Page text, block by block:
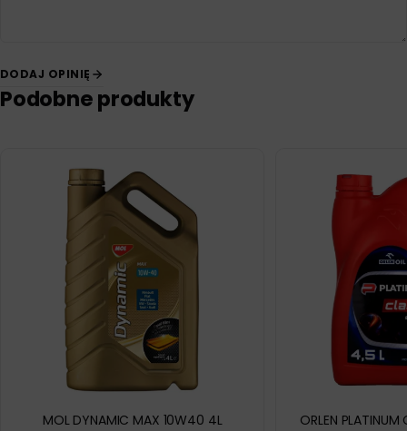
DODAJ OPINIĘ
Podobne produkty
MOL DYNAMIC MAX 10W40 4L ORLEN